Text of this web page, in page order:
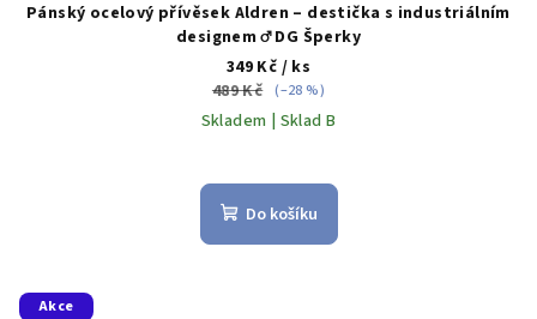
Pánský ocelový přívěsek Aldren – destička s industriálním
designem ♂️ DG Šperky
349 Kč / ks
489 Kč (–28 %)
Skladem | Sklad B
Do košíku
Akce